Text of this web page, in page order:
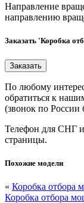
Направление
направлению
Заказать 'Коробка
По любому
обратиться к
(звонок по России
Телефон для СНГ и
страницы.
Похожие модели
« Коробка отбора
Коробка отбора